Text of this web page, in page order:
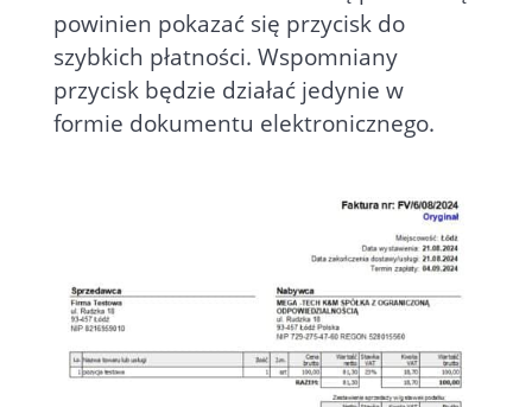
powinien pokazać się przycisk do
szybkich płatności. Wspomniany
przycisk będzie działać jedynie w
formie dokumentu elektronicznego.